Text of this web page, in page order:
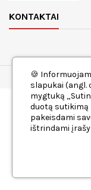
KONTAKTAI
© 2026
🍪
slapukai (angl.
mygtuką
duotą sutikimą
pakeisdami
ištrindami